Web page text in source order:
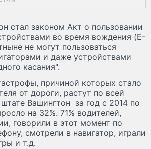
стал законом Акт о пользовании
во время вождения (E-
не могут пользоваться
и даже устройствами
касания".
причиной которых стало
от дороги, растут по всей
Вашингтон за год с 2014 по
на 32%. 71% водителей,
говорили в этот момент по
смотрели в навигатор, играли
и т.д.